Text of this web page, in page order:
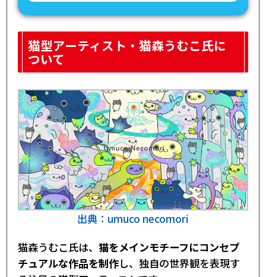
猫型アーティスト・猫森うむこ氏に
ついて
出典：umuco necomori
猫森うむこ氏は、 猫をメインモチーフにコンセプ
チュアルな作品を制作し、独自の世界観を表現す